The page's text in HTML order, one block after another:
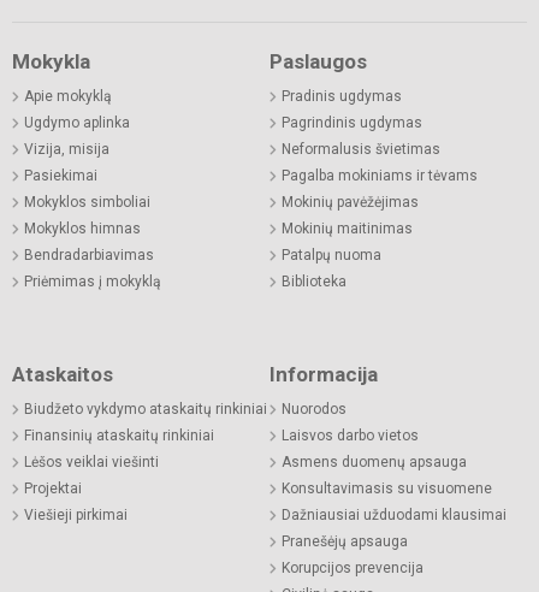
Mokykla
Apie mokyklą
Ugdymo aplinka
Vizija, misija
Pasiekimai
Mokyklos simboliai
Mokyklos himnas
Bendradarbiavimas
Priėmimas į mokyklą
Paslaugos
Pradinis ugdymas
Pagrindinis ugdymas
Neformalusis švietimas
Pagalba mokiniams ir tėvams
Mokinių pavėžėjimas
Mokinių maitinimas
Patalpų nuoma
Biblioteka
Ataskaitos
Biudžeto vykdymo ataskaitų rinkiniai
Finansinių ataskaitų rinkiniai
Lėšos veiklai viešinti
Projektai
Viešieji pirkimai
Informacija
Nuorodos
Laisvos darbo vietos
Asmens duomenų apsauga
Konsultavimasis su visuomene
Dažniausiai užduodami klausimai
Pranešėjų apsauga
Korupcijos prevencija